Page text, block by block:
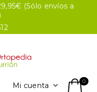
(Sólo envíos a
Mi cuenta 0